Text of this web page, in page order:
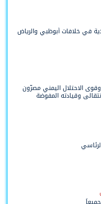
في خلافات أبوظبي والرياض
وقوى الاحتلال اليمني مصرّون
وقيادته المفوضة